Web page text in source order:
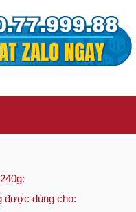
được dùng cho: